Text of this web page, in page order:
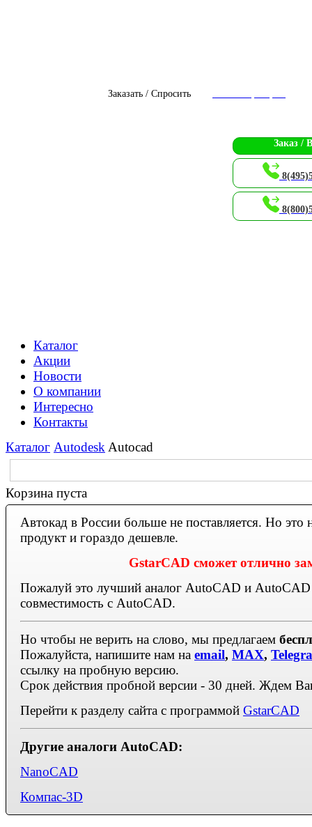
Заказать / Спросить
Заказ /
Каталог
Акции
Новости
О компании
Интересно
Контакты
Каталог Autodesk Autocad
Корзина пуста
Автокад в России больше не поставляется. Но
продукт и гораздо дешевле.
GstarCAD сможет отлично
Пожалуй это лучший аналог AutoCAD и
совместимость с AutoCAD.
Но чтобы не верить на слово, мы предлагаем
Пожалуйста, напишите нам на email, MAX,
ссылку на пробную версию.
Срок действия пробной версии - 30 дней. Ждем
Перейти к разделу сайта с программой GstarCAD
Другие аналоги AutoCAD:
NanoCAD
Компас-3D